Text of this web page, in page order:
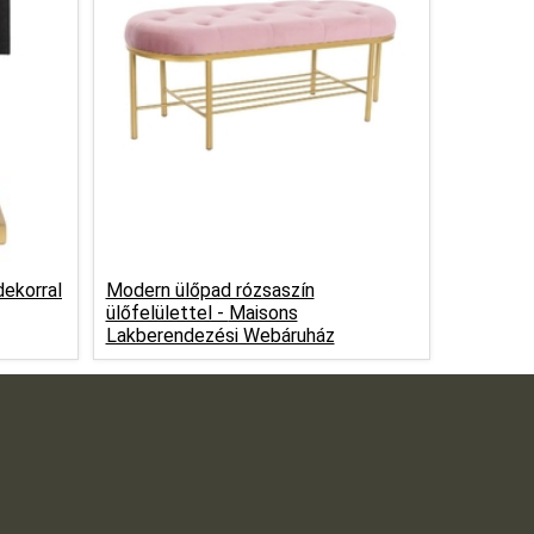
Modern ülőpad rózsaszín
ülőfelülettel - Maisons
Lakberendezési Webáruház